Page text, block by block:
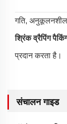
गति,
श्रिंक व्रैपिंग
प्रदान करता है।
संचालन गाइड